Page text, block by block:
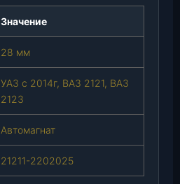
Значение
28 мм
УАЗ с 2014г, ВАЗ 2121, ВАЗ
2123
Автомагнат
21211-2202025